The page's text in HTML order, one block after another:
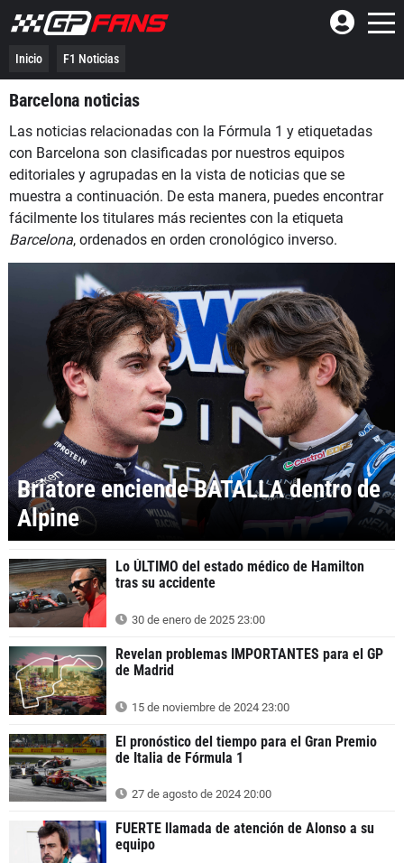
Inicio F1 Noticias
Barcelona noticias
Las noticias relacionadas con la Fórmula 1 y etiquetadas
con Barcelona son clasificadas por nuestros equipos
editoriales y agrupadas en la vista de noticias que se
muestra a continuación. De esta manera, puedes encontrar
fácilmente los titulares más recientes con la etiqueta
Barcelona, ordenados en orden cronológico inverso.
Briatore enciende BATALLA dentro de
Alpine
Lo ÚLTIMO del estado médico de Hamilton
tras su accidente
30 de enero de 2025 23:00
Revelan problemas IMPORTANTES para el GP
de Madrid
15 de noviembre de 2024 23:00
El pronóstico del tiempo para el Gran Premio
de Italia de Fórmula 1
27 de agosto de 2024 20:00
FUERTE llamada de atención de Alonso a su
equipo